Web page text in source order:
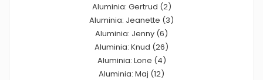
Aluminia: Gertrud (2)
Aluminia: Jeanette (3)
Aluminia: Jenny (6)
Aluminia: Knud (26)
Aluminia: Lone (4)
Aluminia: Maj (12)